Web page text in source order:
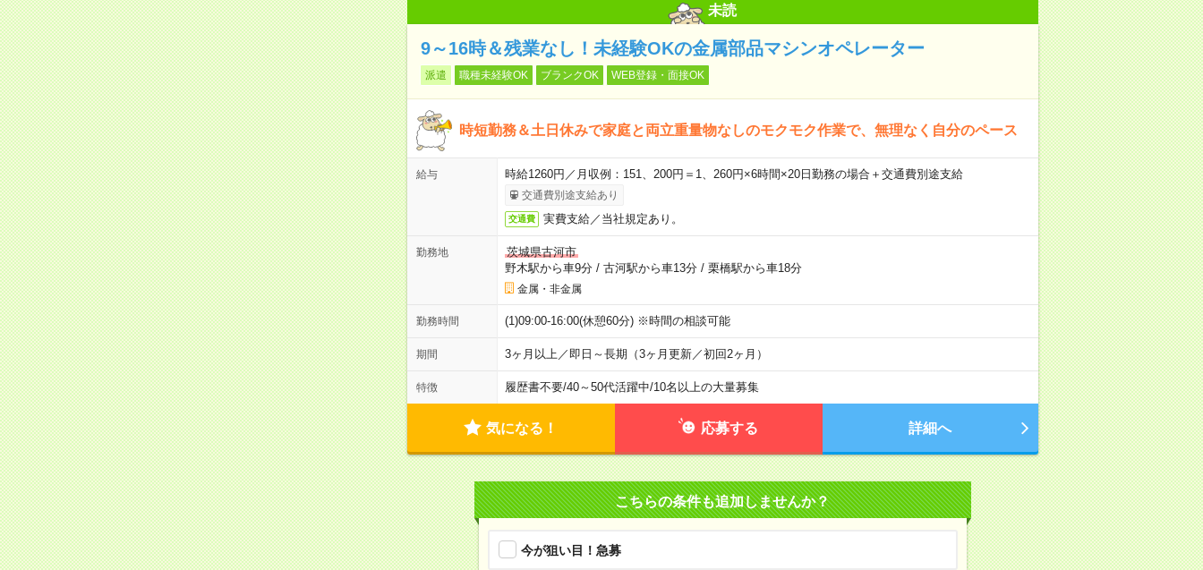
未読
9～16時＆残業なし！未経験OKの金属部品マシンオペレーター
派遣 職種未経験OK ブランクOK WEB登録・面接OK
時短勤務＆土日休みで家庭と両立重量物なしのモクモク作業で、無理なく自分のペース
給与 時給1260円／月収例：151、200円＝1、260円×6時間×20日勤務の場合＋交通費別途支給
交通費別途支給あり
交通費 実費支給／当社規定あり。
勤務地
茨城県古河市
野木駅から車9分/ 古河駅から車13分/ 栗橋駅から車18分
金属・非金属
勤務時間 (1)09:00-16:00(休憩60分) ※時間の相談可能
期間 3ヶ月以上／即日～長期（3ヶ月更新／初回2ヶ月）
特徴 履歴書不要/40～50代活躍中/10名以上の大量募集
気になる！ 応募する 詳細へ
こちらの条件も追加しませんか？
今が狙い目！急募